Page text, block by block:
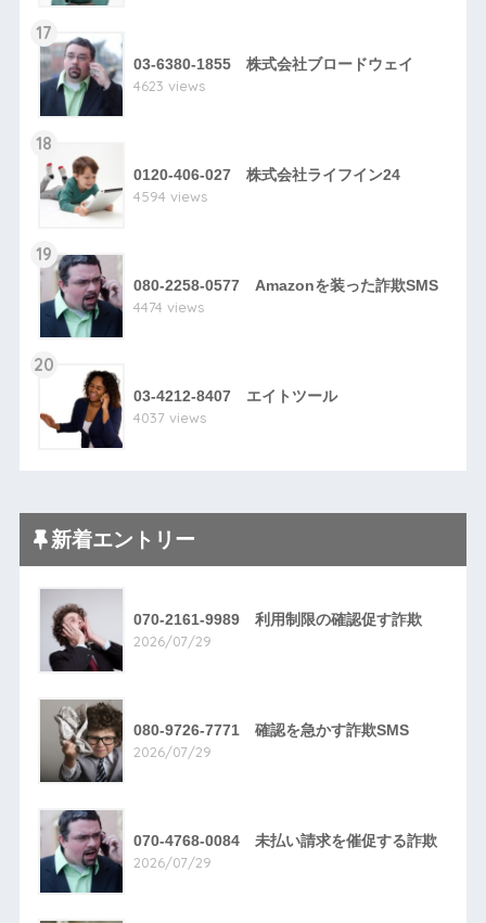
17
03-6380-1855 株式会社ブロードウェイ
4623 views
18
0120-406-027 株式会社ライフイン24
4594 views
19
080-2258-0577 Amazonを装った詐欺SMS
4474 views
20
03-4212-8407 エイトツール
4037 views
新着エントリー
070-2161-9989 利用制限の確認促す詐欺
2026/07/29
080-9726-7771 確認を急かす詐欺SMS
2026/07/29
070-4768-0084 未払い請求を催促する詐欺
2026/07/29